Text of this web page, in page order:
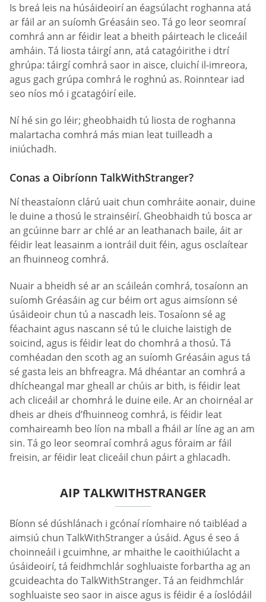
Is breá leis na húsáideoirí an éagsúlacht roghanna atá
ar fáil ar an suíomh Gréasáin seo. Tá go leor seomraí
comhrá ann ar féidir leat a bheith páirteach le cliceáil
amháin. Tá liosta táirgí ann, atá catagóirithe i dtrí
ghrúpa: táirgí comhrá saor in aisce, cluichí il-imreora,
agus gach grúpa comhrá le roghnú as. Roinntear iad
seo níos mó i gcatagóirí eile.
Ní hé sin go léir; gheobhaidh tú liosta de roghanna
malartacha comhrá más mian leat tuilleadh a
iniúchadh.
Conas a Oibríonn TalkWithStranger?
Ní theastaíonn clárú uait chun comhráite aonair, duine
le duine a thosú le strainséirí. Gheobhaidh tú bosca ar
an gcúinne barr ar chlé ar an leathanach baile, áit ar
féidir leat leasainm a iontráil duit féin, agus osclaítear
an fhuinneog comhrá.
Nuair a bheidh sé ar an scáileán comhrá, tosaíonn an
suíomh Gréasáin ag cur béim ort agus aimsíonn sé
úsáideoir chun tú a nascadh leis. Tosaíonn sé ag
féachaint agus nascann sé tú le cluiche laistigh de
soicind, agus is féidir leat do chomhrá a thosú. Tá
comhéadan den scoth ag an suíomh Gréasáin agus tá
sé gasta leis an bhfreagra. Má dhéantar an comhrá a
dhícheangal mar gheall ar chúis ar bith, is féidir leat
ach cliceáil ar chomhrá le duine eile. Ar an choirnéal ar
dheis ar dheis d’fhuinneog comhrá, is féidir leat
comhaireamh beo líon na mball a fháil ar líne ag an am
sin. Tá go leor seomraí comhrá agus fóraim ar fáil
freisin, ar féidir leat cliceáil chun páirt a ghlacadh.
AIP TALKWITHSTRANGER
Bíonn sé dúshlánach i gcónaí ríomhaire nó taibléad a
aimsiú chun TalkWithStranger a úsáid. Agus é seo á
choinneáil i gcuimhne, ar mhaithe le caoithiúlacht a
úsáideoirí, tá feidhmchlár soghluaiste forbartha ag an
gcuideachta do TalkWithStranger. Tá an feidhmchlár
soghluaiste seo saor in aisce agus is féidir é a íoslódáil